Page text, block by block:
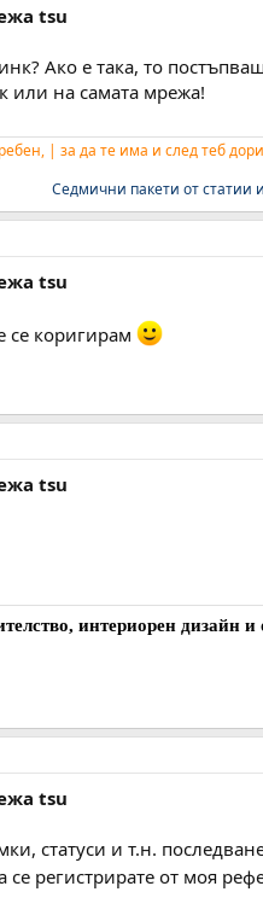
tsu
Ако е така, то
или на самата мрежа!
| за да те има и след теб
Седмични пакети от статии
tsu
се коригирам
tsu
интериорен дизайн и
tsu
статуси и т.н.
се регистрирате от моя